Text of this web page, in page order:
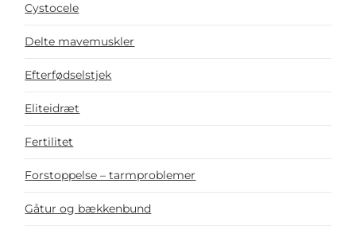
Cystocele
Delte mavemuskler
Efterfødselstjek
Eliteidræt
Fertilitet
Forstoppelse – tarmproblemer
Gåtur og bækkenbund